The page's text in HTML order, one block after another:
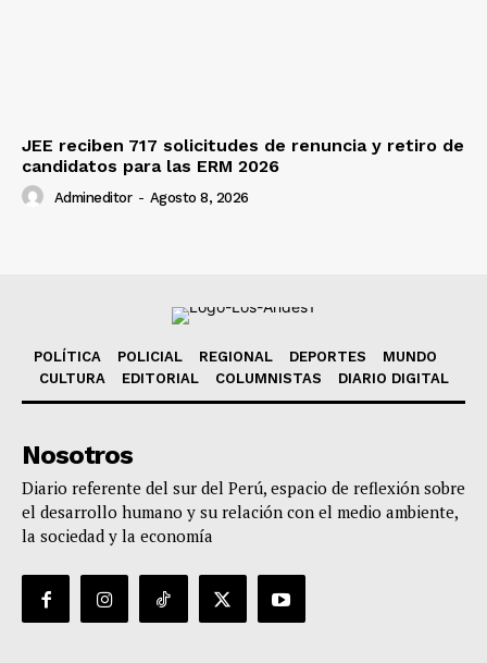
JEE reciben 717 solicitudes de renuncia y retiro de
candidatos para las ERM 2026
Admineditor - Agosto 8, 2026
POLÍTICA POLICIAL REGIONAL DEPORTES
MUNDO
CULTURA
EDITORIAL COLUMNISTAS DIARIO DIGITAL
Nosotros
Diario referente del sur del Perú, espacio de reflexión sobre
el desarrollo humano y su relación con el medio ambiente,
la sociedad y la economía